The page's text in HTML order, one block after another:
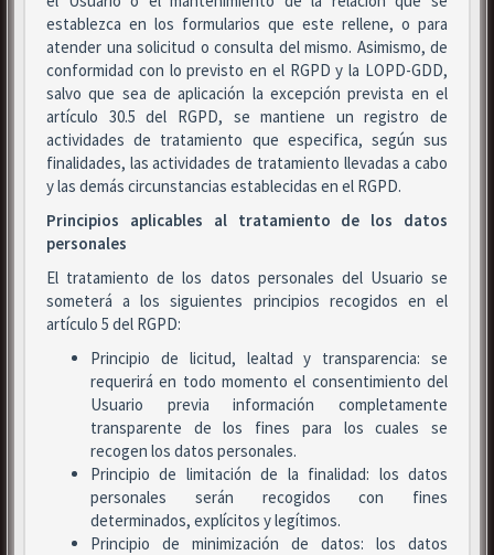
establezca en los formularios que este rellene, o para
atender una solicitud o consulta del mismo. Asimismo, de
conformidad con lo previsto en el RGPD y la LOPD-GDD,
salvo que sea de aplicación la excepción prevista en el
artículo 30.5 del RGPD, se mantiene un registro de
actividades de tratamiento que especifica, según sus
finalidades, las actividades de tratamiento llevadas a cabo
y las demás circunstancias establecidas en el RGPD.
Principios aplicables al tratamiento de los datos
personales
El tratamiento de los datos personales del Usuario se
someterá a los siguientes principios recogidos en el
artículo 5 del RGPD:
Principio de licitud, lealtad y transparencia: se
requerirá en todo momento el consentimiento del
Usuario previa información completamente
transparente de los fines para los cuales se
recogen los datos personales.
Principio de limitación de la finalidad: los datos
personales serán recogidos con fines
determinados, explícitos y legítimos.
Principio de minimización de datos: los datos